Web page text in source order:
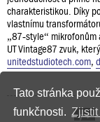
Tato stránka
funkčnosti.
charakteristikou. Díky
vlastnímu
„87‑style“ mikrofonům
UT Vintage87 zvuk,
unitedstudiotech.com,